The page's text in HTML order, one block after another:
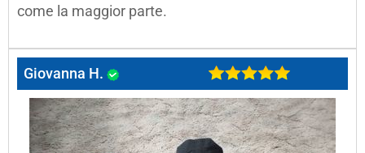
come la maggior parte.
Giovanna H.